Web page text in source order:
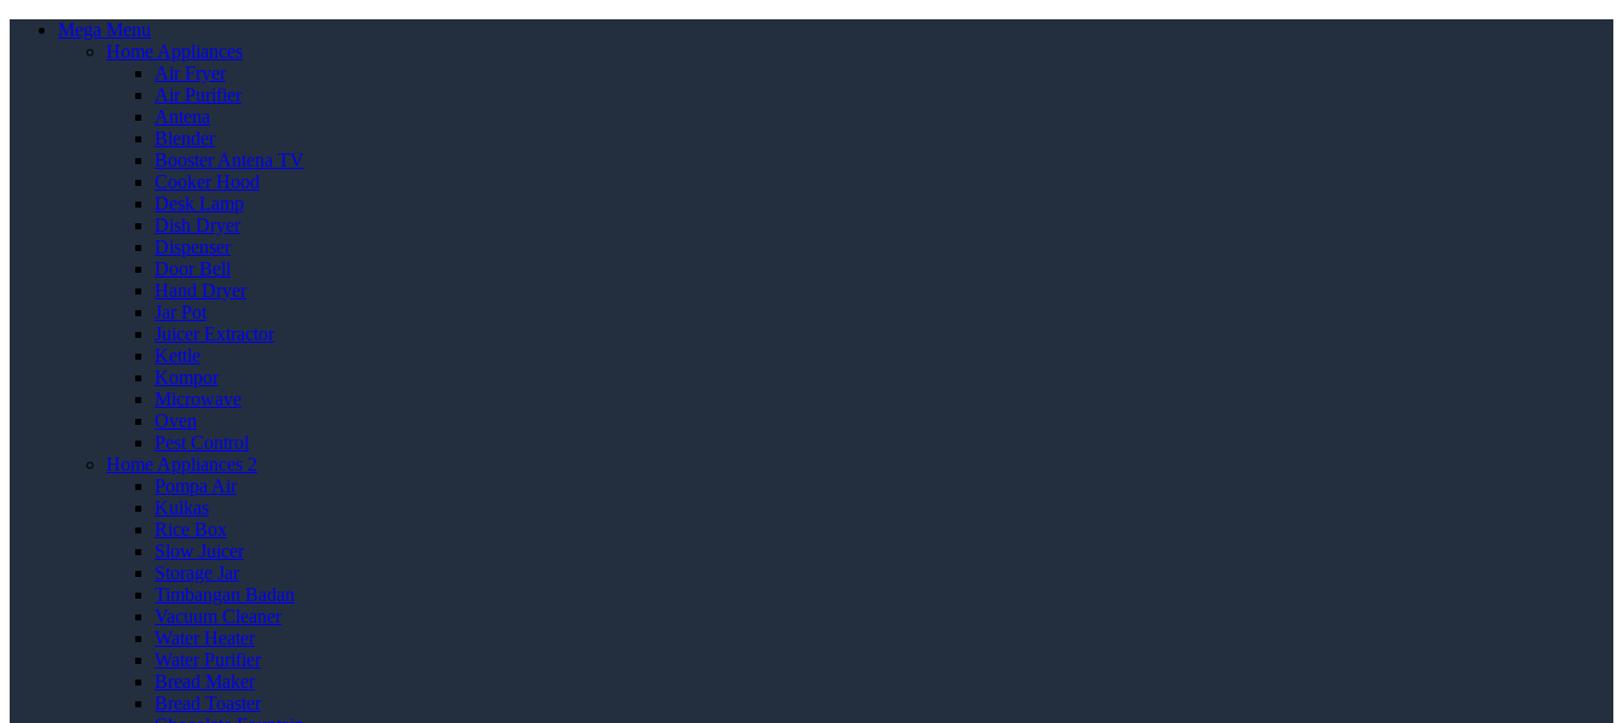
Mega Menu
Home Appliances
Air Fryer
Air Purifier
Antena
Blender
Booster Antena TV
Cooker Hood
Desk Lamp
Dish Dryer
Dispenser
Door Bell
Hand Dryer
Jar Pot
Juicer Extractor
Kettle
Kompor
Microwave
Oven
Pest Control
Home Appliances 2
Pompa Air
Kulkas
Rice Box
Slow Juicer
Storage Jar
Timbangan Badan
Vacuum Cleaner
Water Heater
Water Purifier
Bread Maker
Bread Toaster